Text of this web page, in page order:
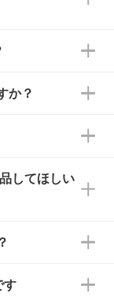
こともご
のご連絡
すが、自
応可能で
や個人様
条件でご
にご相談
か？
場合の
お送りし
備考欄』
2週間～2
たしま
してほしい
わせ・お
定のご連
す